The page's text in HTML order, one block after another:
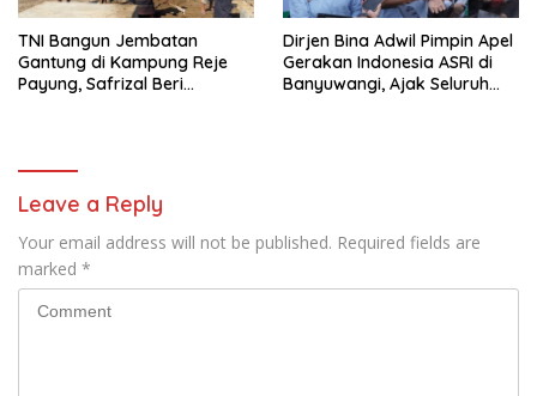
TNI Bangun Jembatan
Gantung di Kampung Reje
Payung, Safrizal Beri
Dirjen Bina Adwil Pimpin Apel
Gerakan Indonesia ASRI di
Banyuwangi, Ajak Seluruh
Leave a Reply
Your email address will not be published. Required fields are
marked *